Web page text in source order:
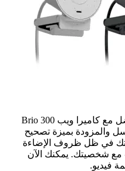
استمتع باجتماعات الفيديو بجودة أفضل مع كاميرا ويب Brio 300
وصغيرة الحجم بدقة 1080 بكسل والمزودة بميزة تصحيح
في ظل ظروف الإضاءة
مع شخصيتك. يمكنك الآن
فيديو.